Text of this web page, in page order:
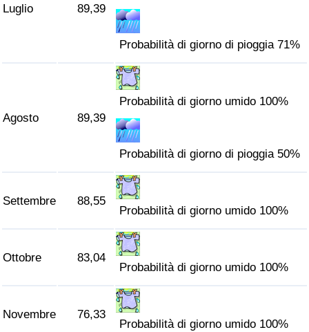
Luglio 89,39
Probabilità di giorno di pioggia 71%
Agosto 89,39
Probabilità di giorno umido 100%
Probabilità di giorno di pioggia 50%
Settembre 88,55
Probabilità di giorno umido 100%
Ottobre 83,04
Probabilità di giorno umido 100%
Novembre 76,33
Probabilità di giorno umido 100%